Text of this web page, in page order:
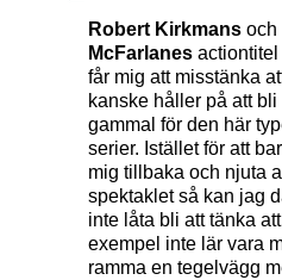
Robert Kirkmans och
McFarlanes actiontitel
får mig att misstänka
kanske håller på att bli
gammal för den här
serier. Istället för att
mig tillbaka och njuta
spektaklet så kan jag
inte låta bli att tänka
exempel inte lär vara
ramma en tegelvägg